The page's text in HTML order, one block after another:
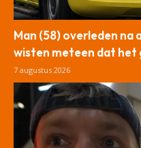
Man (58) overleden na
wisten meteen dat het
7 augustus 2026